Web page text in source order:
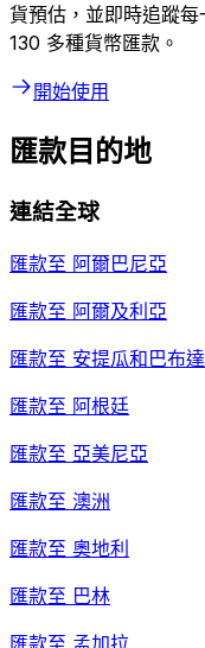
貨預估，並即時追蹤
130 多種貨幣匯款。
開始使用
匯款目的地
連結全球
匯款至 阿爾巴尼亞
匯款至 阿爾及利亞
匯款至 安提瓜和巴布達
匯款至 阿根廷
匯款至 亞美尼亞
匯款至 澳洲
匯款至 奧地利
匯款至 巴林
匯款至 孟加拉